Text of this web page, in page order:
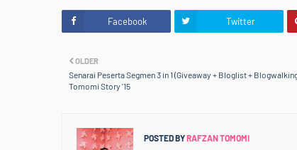
Facebook Twitter
OLDER
Senarai Peserta Segmen 3 in 1 (Giveaway + Bloglist +
Tomomi Story '15
POSTED BYRAFZAN TOMOMI